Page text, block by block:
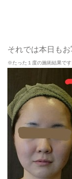
それでは本日も
※たった１度の施術結果です